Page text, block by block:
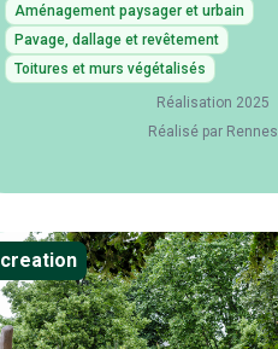
Aménagement paysager et urbain
Pavage, dallage et revêtement
Toitures et murs végétalisés
Réalisation 2025
Réalisé par Rennes
creation